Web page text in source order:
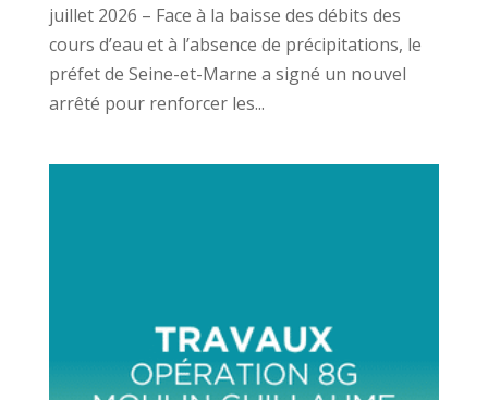
juillet 2026 – Face à la baisse des débits des
cours d’eau et à l’absence de précipitations, le
préfet de Seine-et-Marne a signé un nouvel
arrêté pour renforcer les...